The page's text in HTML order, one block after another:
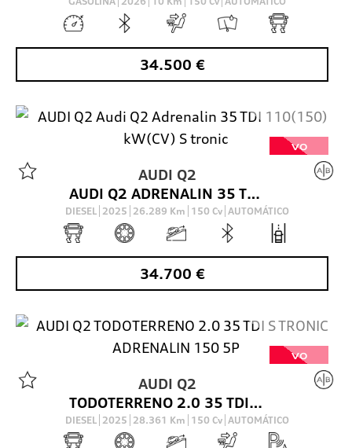
34.500 €
VO
AUDI Q2
AUDI Q2 ADRENALIN 35 TDI 110(150) KW(CV) S TRONIC
DIESEL 2025 26.289 Km 150 Cv AUTOMÁTICO
34.700 €
VO
AUDI Q2
TODOTERRENO 2.0 35 TDI S TRONIC ADRENALIN 150 5P
DIESEL 2025 28.361 Km 150 Cv AUTOMÁTICO